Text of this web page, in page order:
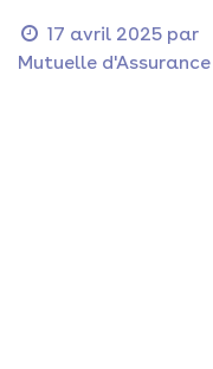
17 avril 2025 par
Mutuelle